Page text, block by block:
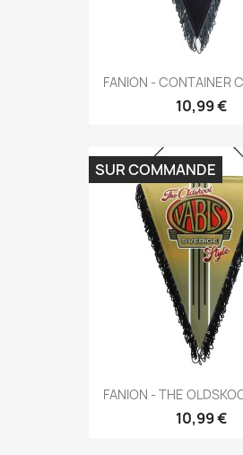
FANION - CONTAINER
10,99 €
FANION - THE
10,99 €
SUR COMMANDE